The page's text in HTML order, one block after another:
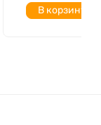
В корзину